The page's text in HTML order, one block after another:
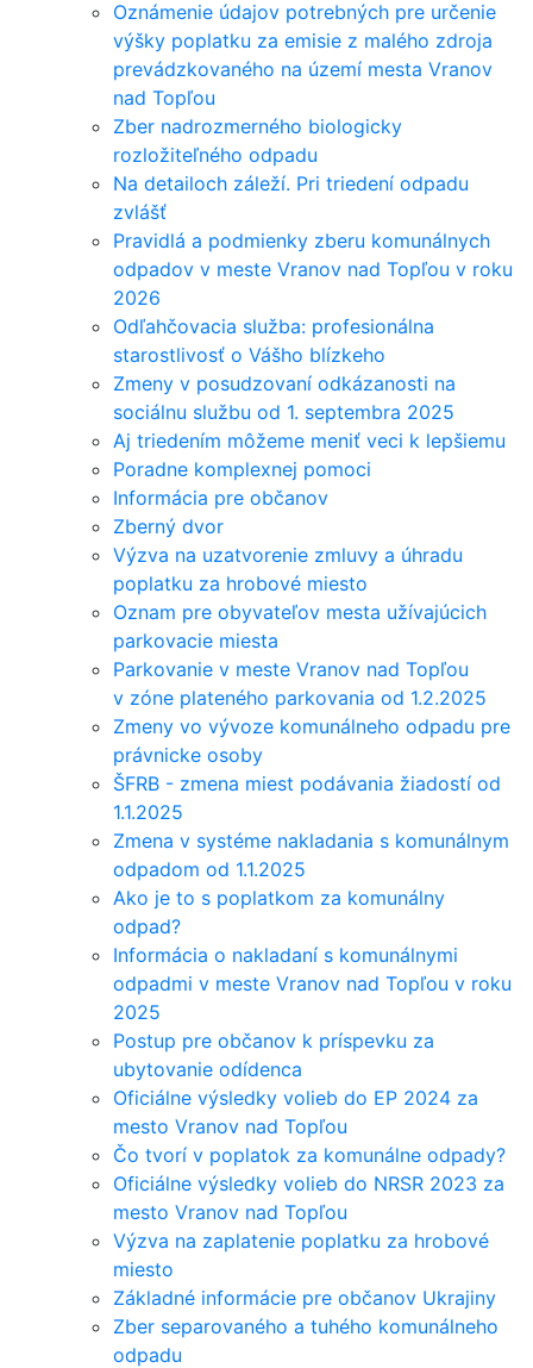
Oznámenie údajov potrebných pre určenie
výšky poplatku za emisie z malého zdroja
prevádzkovaného na území mesta Vranov
nad Topľou
Zber nadrozmerného biologicky
rozložiteľného odpadu
Na detailoch záleží. Pri triedení odpadu
zvlášť
Pravidlá a podmienky zberu komunálnych
odpadov v meste Vranov nad Topľou v roku
2026
Odľahčovacia služba: profesionálna
starostlivosť o Vášho blízkeho
Zmeny v posudzovaní odkázanosti na
sociálnu službu od 1. septembra 2025
Aj triedením môžeme meniť veci k lepšiemu
Poradne komplexnej pomoci
Informácia pre občanov
Zberný dvor
Výzva na uzatvorenie zmluvy a úhradu
poplatku za hrobové miesto
Oznam pre obyvateľov mesta užívajúcich
parkovacie miesta
Parkovanie v meste Vranov nad Topľou
v zóne plateného parkovania od 1.2.2025
Zmeny vo vývoze komunálneho odpadu pre
právnicke osoby
ŠFRB - zmena miest podávania žiadostí od
1.1.2025
Zmena v systéme nakladania s komunálnym
odpadom od 1.1.2025
Ako je to s poplatkom za komunálny
odpad?
Informácia o nakladaní s komunálnymi
odpadmi v meste Vranov nad Topľou v roku
2025
Postup pre občanov k príspevku za
ubytovanie odídenca
Oficiálne výsledky volieb do EP 2024 za
mesto Vranov nad Topľou
Čo tvorí v poplatok za komunálne odpady?
Oficiálne výsledky volieb do NRSR 2023 za
mesto Vranov nad Topľou
Výzva na zaplatenie poplatku za hrobové
miesto
Základné informácie pre občanov Ukrajiny
Zber separovaného a tuhého komunálneho
odpadu